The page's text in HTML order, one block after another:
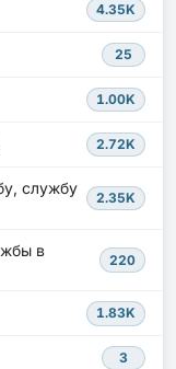
4.35K
25
1.00K
2.72K
службу
2.35K
в
220
1.83K
3